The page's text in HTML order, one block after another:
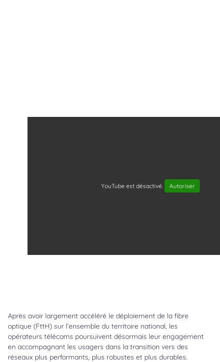
YouTube est désactivé. Autoriser
Après avoir largement accéléré le déploiement de la fibre
optique (FttH) sur l’ensemble du territoire national, les
opérateurs télécoms poursuivent désormais leur engagement
en accompagnant les usagers dans la transition vers des
réseaux plus performants, plus robustes et plus durables.